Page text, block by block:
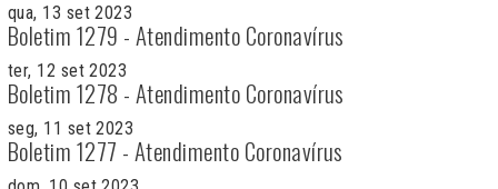
qua, 13 set 2023
Boletim 1279 - Atendimento Coronavírus
ter, 12 set 2023
Boletim 1278 - Atendimento Coronavírus
seg, 11 set 2023
Boletim 1277 - Atendimento Coronavírus